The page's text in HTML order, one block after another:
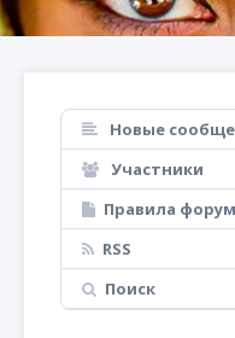
Новые
Участники
Правила
RSS
Поиск